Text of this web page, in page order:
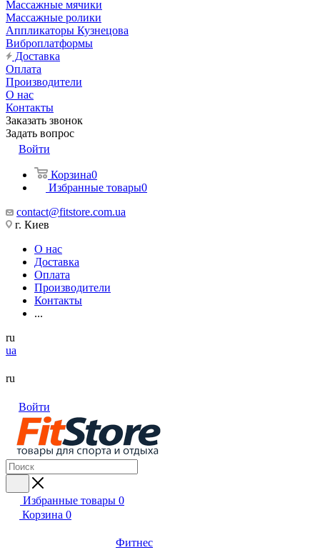
Массажные мячики
Массажные ролики
Аппликаторы Кузнецова
Виброплатформы
Доставка
Оплата
Производители
О нас
Контакты
Заказать звонок
Задать вопрос
Войти
Корзина0
Избранные товары0
contact@fitstore.com.ua
г. Киев
О нас
Доставка
Оплата
Производители
Контакты
...
ru
ua
ru
Войти
Избранные товары 0
Корзина 0
Фитнес